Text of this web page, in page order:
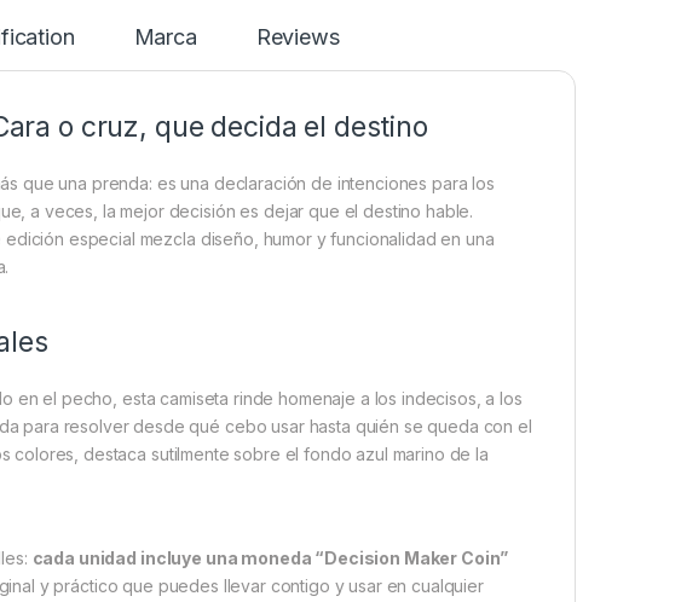
Marca Reviews
o cruz, que decida el destino
que una prenda: es una declaración de intenciones para los
a veces, la mejor decisión es dejar que el destino hable.
especial mezcla diseño, humor y funcionalidad en una
en el pecho, esta camiseta rinde homenaje a los indecisos, a los
para resolver desde qué cebo usar hasta quién se queda con el
colores, destaca sutilmente sobre el fondo azul marino de la
cada unidad incluye una moneda “Decision Maker Coin”
y práctico que puedes llevar contigo y usar en cualquier